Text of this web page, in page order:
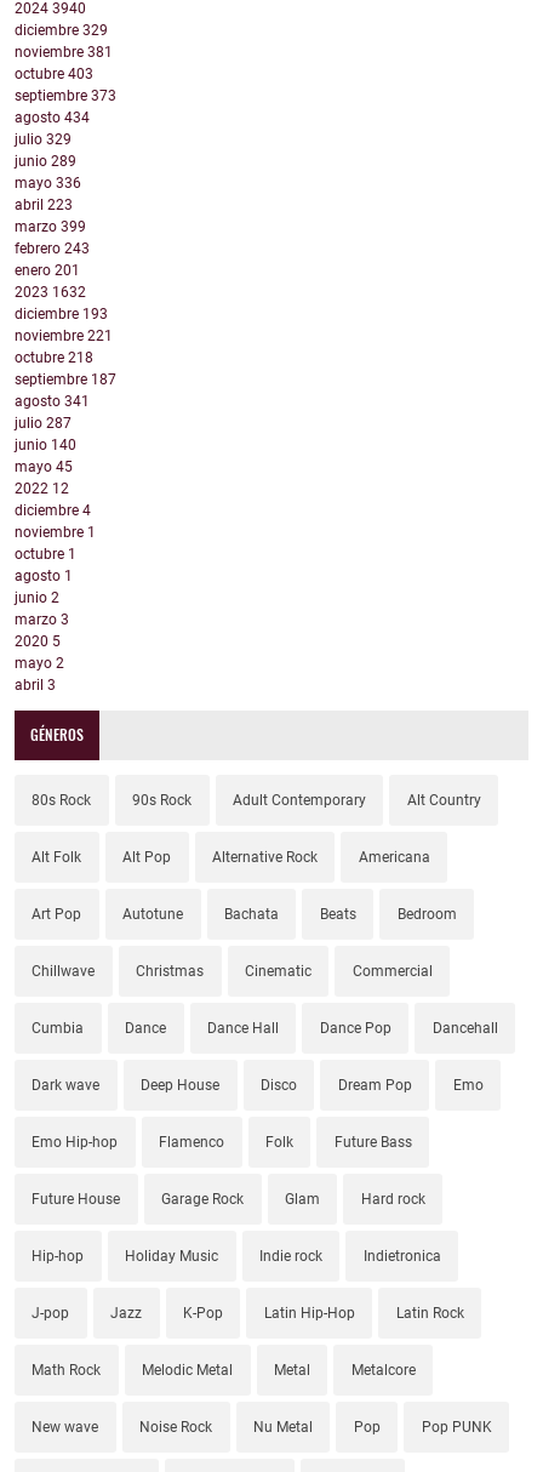
2024 3940
diciembre 329
noviembre 381
octubre 403
septiembre 373
agosto 434
julio 329
junio 289
mayo 336
abril 223
marzo 399
febrero 243
enero 201
2023 1632
diciembre 193
noviembre 221
octubre 218
septiembre 187
agosto 341
julio 287
junio 140
mayo 45
2022 12
diciembre 4
noviembre 1
octubre 1
agosto 1
junio 2
marzo 3
2020 5
mayo 2
abril 3
GÉNEROS
80s Rock 90s Rock Adult Contemporary Alt Country
Alt Folk Alt Pop Alternative Rock Americana
Art Pop Autotune Bachata Beats Bedroom
Chillwave Christmas Cinematic Commercial
Cumbia Dance Dance Hall Dance Pop Dancehall
Dark wave Deep House Disco Dream Pop Emo
Emo Hip-hop Flamenco Folk Future Bass
Future House Garage Rock Glam Hard rock
Hip-hop Holiday Music Indie rock Indietronica
J-pop Jazz K-Pop Latin Hip-Hop Latin Rock
Math Rock Melodic Metal Metal Metalcore
New wave Noise Rock Nu Metal Pop Pop PUNK